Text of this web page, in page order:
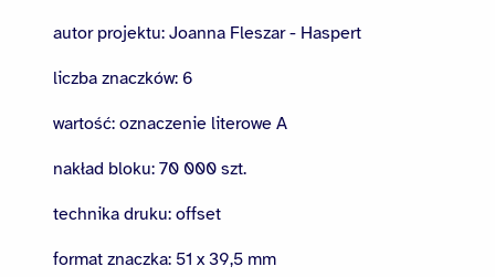
autor projektu: Joanna Fleszar - Haspert
liczba znaczków: 6
wartość: oznaczenie literowe A
nakład bloku: 70 000 szt.
technika druku: offset
format znaczka: 51 x 39,5 mm